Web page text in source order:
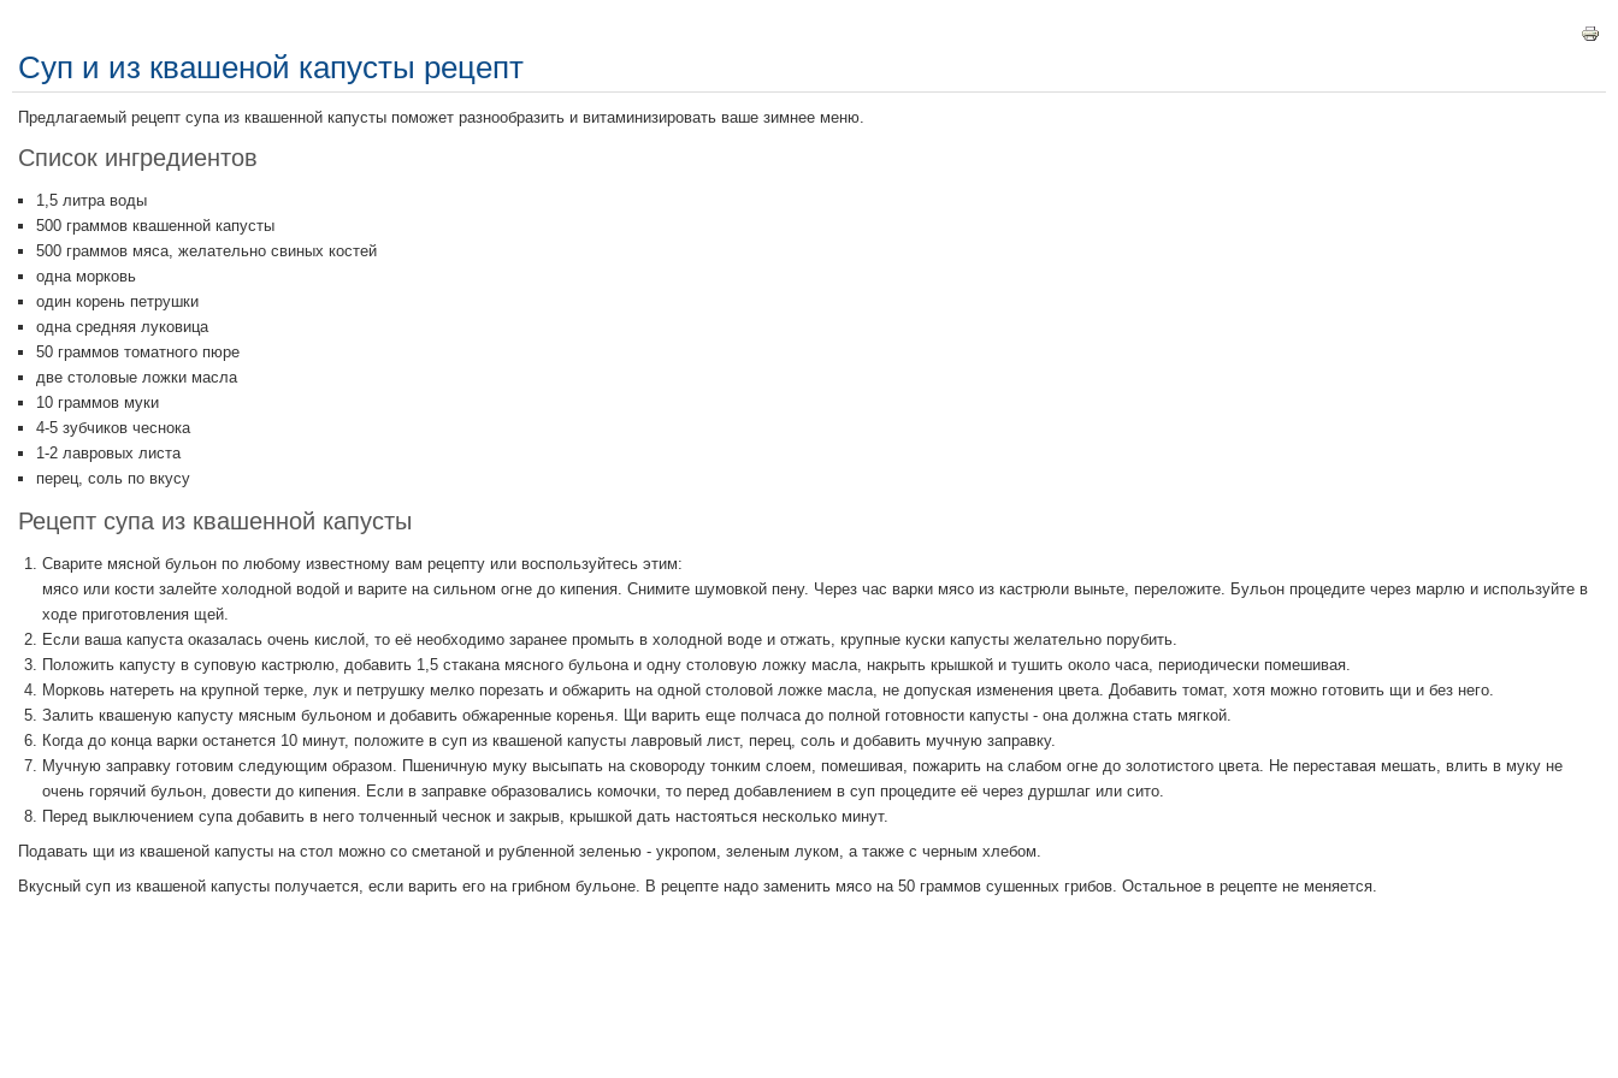
Суп и из квашеной капусты рецепт
Предлагаемый рецепт супа из квашенной капусты поможет разнообразить и витаминизировать ваше зимнее меню.
Список ингредиентов
1,5 литра воды
500 граммов квашенной капусты
500 граммов мяса, желательно свиных костей
одна морковь
один корень петрушки
одна средняя луковица
50 граммов томатного пюре
две столовые ложки масла
10 граммов муки
4-5 зубчиков чеснока
1-2 лавровых листа
перец, соль по вкусу
Рецепт супа из квашенной капусты
Сварите мясной бульон по любому известному вам рецепту или воспользуйтесь этим:
мясо или кости залейте холодной водой и варите на сильном огне до кипения. Снимите шумовкой пену. Через час варки мясо из кастрюли выньте, переложите. Бульон процедите через марлю и используйте в
ходе приготовления щей.
Если ваша капуста оказалась очень кислой, то её необходимо заранее промыть в холодной воде и отжать, крупные куски капусты желательно порубить.
Положить капусту в суповую кастрюлю, добавить 1,5 стакана мясного бульона и одну столовую ложку масла, накрыть крышкой и тушить около часа, периодически помешивая.
Морковь натереть на крупной терке, лук и петрушку мелко порезать и обжарить на одной столовой ложке масла, не допуская изменения цвета. Добавить томат, хотя можно готовить щи и без него.
Залить квашеную капусту мясным бульоном и добавить обжаренные коренья. Щи варить еще полчаса до полной готовности капусты - она должна стать мягкой.
Когда до конца варки останется 10 минут, положите в суп из квашеной капусты лавровый лист, перец, соль и добавить мучную заправку.
Мучную заправку готовим следующим образом. Пшеничную муку высыпать на сковороду тонким слоем, помешивая, пожарить на слабом огне до золотистого цвета. Не переставая мешать, влить в муку не
очень горячий бульон, довести до кипения. Если в заправке образовались комочки, то перед добавлением в суп процедите её через дуршлаг или сито.
Перед выключением супа добавить в него толченный чеснок и закрыв, крышкой дать настояться несколько минут.
Подавать щи из квашеной капусты на стол можно со сметаной и рубленной зеленью - укропом, зеленым луком, а также с черным хлебом.
Вкусный суп из квашеной капусты получается, если варить его на грибном бульоне. В рецепте надо заменить мясо на 50 граммов сушенных грибов. Остальное в рецепте не меняется.